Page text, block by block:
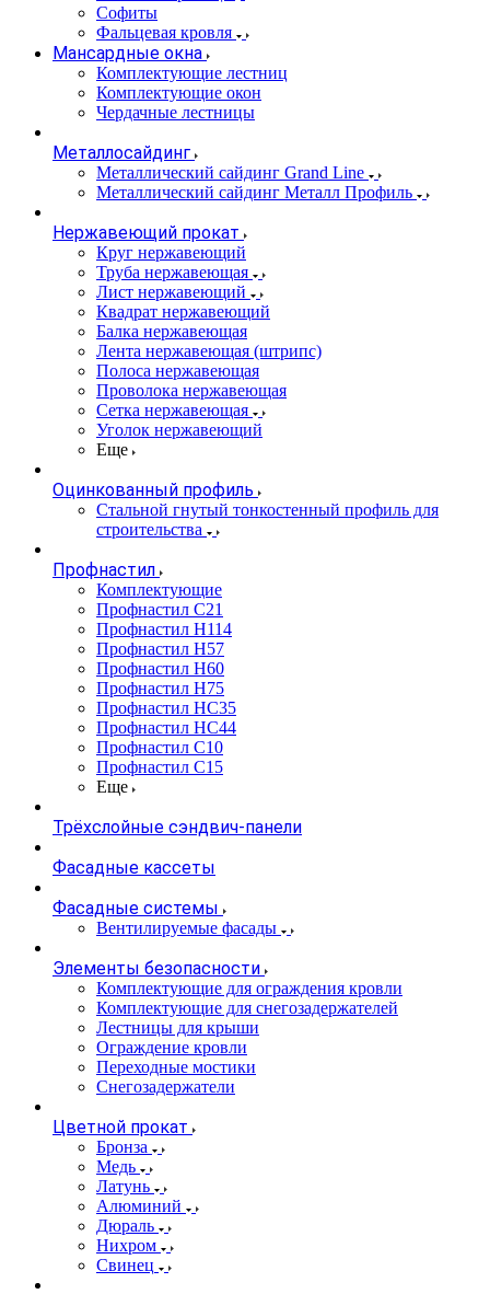
Софиты
Фальцевая кровля
Мансардные окна
Комплектующие лестниц
Комплектующие окон
Чердачные лестницы
Металлосайдинг
Металлический сайдинг Grand Line
Металлический сайдинг Металл Профиль
Нержавеющий прокат
Круг нержавеющий
Труба нержавеющая
Лист нержавеющий
Квадрат нержавеющий
Балка нержавеющая
Лента нержавеющая (штрипс)
Полоса нержавеющая
Проволока нержавеющая
Сетка нержавеющая
Уголок нержавеющий
Еще
Оцинкованный профиль
Стальной гнутый тонкостенный профиль для
строительства
Профнастил
Комплектующие
Профнастил C21
Профнастил Н114
Профнастил Н57
Профнастил Н60
Профнастил Н75
Профнастил НС35
Профнастил НС44
Профнастил С10
Профнастил С15
Еще
Трёхслойные сэндвич-панели
Фасадные кассеты
Фасадные системы
Вентилируемые фасады
Элементы безопасности
Комплектующие для ограждения кровли
Комплектующие для снегозадержателей
Лестницы для крыши
Ограждение кровли
Переходные мостики
Снегозадержатели
Цветной прокат
Бронза
Медь
Латунь
Алюминий
Дюраль
Нихром
Свинец